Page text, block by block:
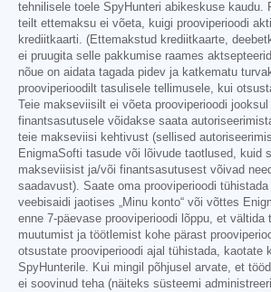
tehnilisele toele SpyHunteri abikeskuse kaudu.
teilt ettemaksu ei võeta, kuigi prooviperioodi
krediitkaarti. (Ettemakstud krediitkaarte,
ei pruugita selle pakkumise raames
nõue on aidata tagada pidev ja katkematu
prooviperioodilt tasulisele tellimusele, kui
Teie makseviisilt ei võeta prooviperioodi
finantsasutusele võidakse saata
teie makseviisi kehtivust (sellised
EnigmaSofti tasude või lõivude taotlused, kuid
makseviisist ja/või finantsasutusest võivad
saadavust). Saate oma prooviperioodi
veebisaidi jaotises „Minu konto“ või võttes
enne 7-päevase prooviperioodi lõppu, et vältida
muutumist ja töötlemist kohe pärast
otsustate prooviperioodi ajal tühistada, kaotate
SpyHunterile. Kui mingil põhjusel arvate, et
ei soovinud teha (näiteks süsteemi